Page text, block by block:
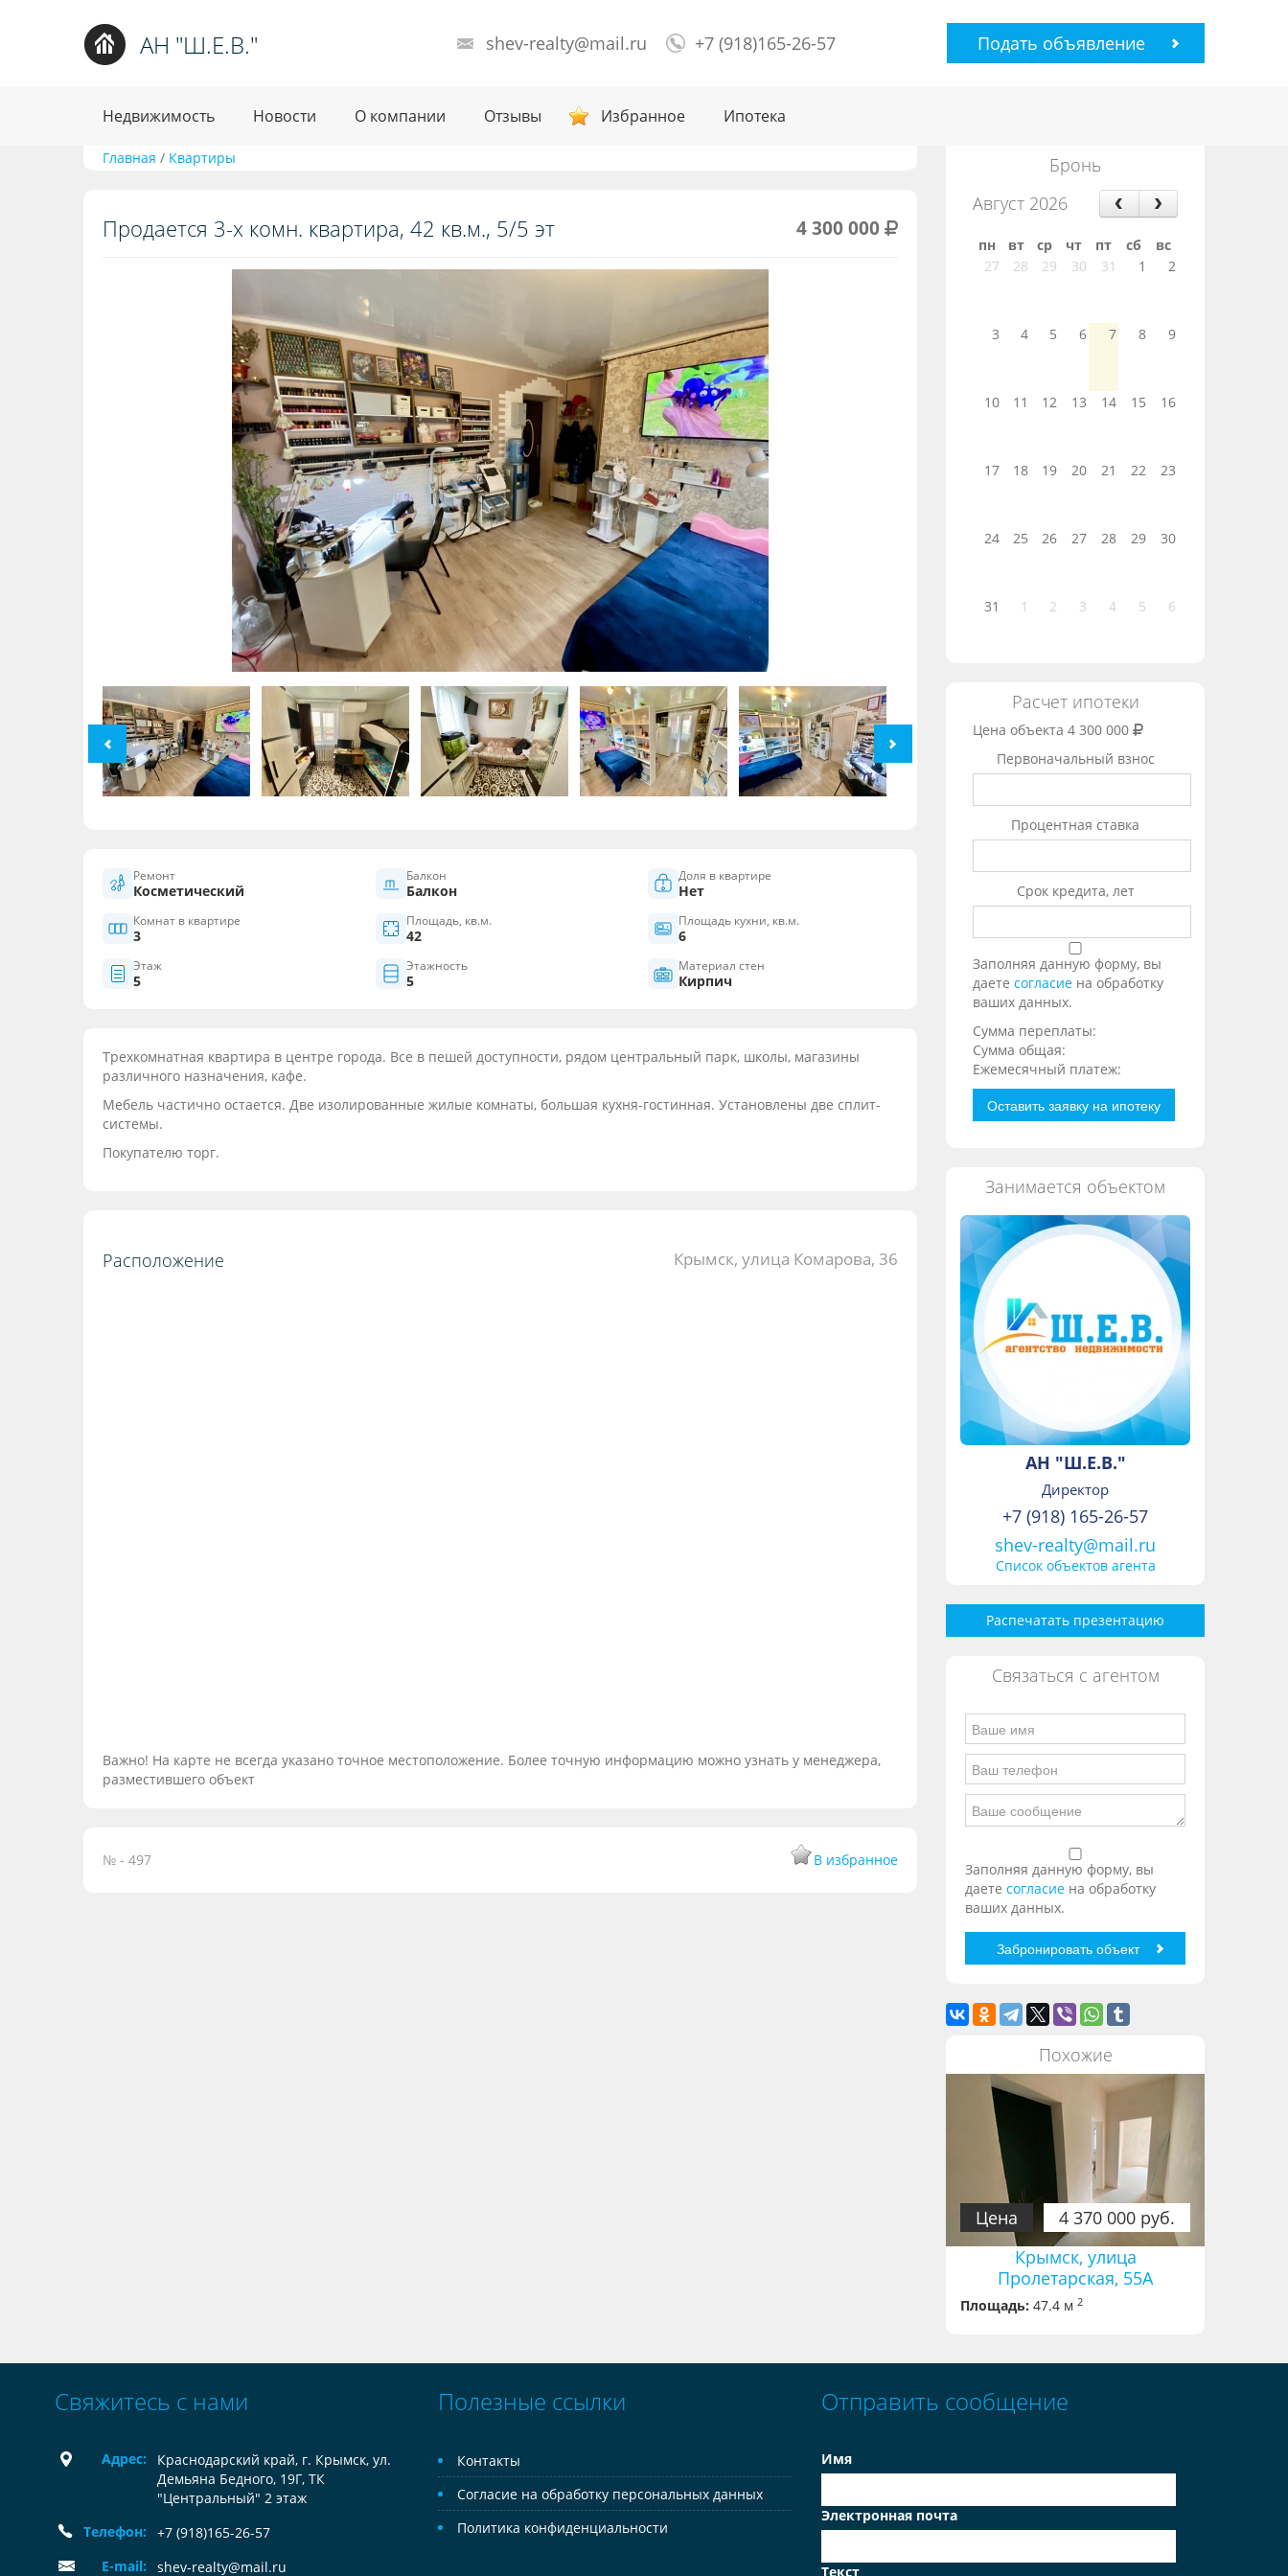
АН "Ш.Е.В." shev-realty@mail.ru +7 (918)165-26-57 Подать объявление
Недвижимость Новости О компании Отзывы Избранное Ипотека
Главная / Квартиры
Продается 3-х комн. квартира, 42 кв.м., 5/5 эт 4 300 000
Ремонт
Косметический
Балкон
Балкон
Доля в квартире
Нет
Комнат в квартире
3
Площадь, кв.м.
42
Площадь кухни, кв.м.
6
Этаж
5
Этажность
5
Материал стен
Кирпич
Трехкомнатная квартира в центре города. Все в пешей доступности, рядом центральный парк, школы, магазины
различного назначения, кафе.
Мебель частично остается. Две изолированные жилые комнаты, большая кухня-гостинная. Установлены две сплит-
системы.
Покупателю торг.
Расположение Крымск, улица Комарова, 36
Важно! На карте не всегда указано точное местоположение. Более точную информацию можно узнать у менеджера,
разместившего объект
№ - 497 В избранное
Бронь
Август 2026
пн вт ср чт пт сб
вс
27
28 29 30 31 1 2
3 4 5 6 7 8 9
10 11 12 13 14 15 16
17 18 19 20 21 22 23
24 25 26 27 28 29 30
31 1 2 3 4 5 6
Расчет ипотеки
Цена объекта 4 300 000
Первоначальный взнос
Процентная ставка
Срок кредита, лет
Заполняя данную форму, вы
даете согласие на обработку
ваших данных.
Сумма переплаты:
Сумма общая:
Ежемесячный платеж:
Оставить заявку на ипотеку
Занимается объектом
АН "Ш.Е.В."
Директор
+7 (918) 165-26-57
shev-realty@mail.ru
Список объектов агента
Распечатать презентацию
Связаться с агентом
Заполняя данную форму, вы
даете согласие на обработку
ваших данных.
Похожие
4 370 000 руб.
Цена
Крымск, улица
Пролетарская, 55А
Площадь: 47.4 м 2
Свяжитесь с нами
Адрес:
Краснодарский край, г. Крымск, ул.
Демьяна Бедного, 19Г, ТК
"Центральный" 2 этаж
Телефон:
+7 (918)165-26-57
E-mail:
shev-realty@mail.ru
Полезные ссылки
Контакты
Согласие на обработку персональных данных
Политика конфиденциальности
Отправить сообщение
Имя
Электронная почта
Текст